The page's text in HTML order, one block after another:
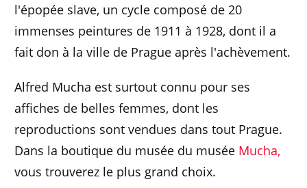
l'épopée slave, un cycle composé de 20
immenses peintures de 1911 à 1928, dont il a
fait don à la ville de Prague après l'achèvement.
Alfred Mucha est surtout connu pour ses
affiches de belles femmes, dont les
reproductions sont vendues dans tout Prague.
Dans la boutique du musée du musée Mucha,
vous trouverez le plus grand choix.